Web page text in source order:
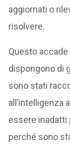
aggiornati o
risolvere.
Questo
dispongono di
sono stati
all’intelligenza
essere inadatti
perché sono